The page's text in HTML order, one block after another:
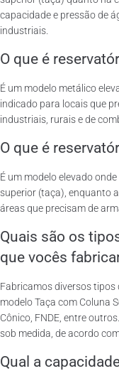
capacidade e pressão de
industriais.
O que é
É um modelo metálico
indicado para locais que
industriais, rurais e de
O que é
É um modelo elevado
superior (taça), enquanto
áreas que precisam de
Quais são os
que vocês
Fabricamos diversos
modelo Taça com Coluna
Cônico, FNDE, entre
sob medida, de acordo
Qual a